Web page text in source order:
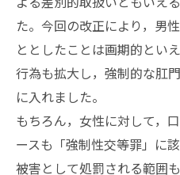
た。今回の改正により，男
ととしたことは画期的とい
行為も拡大し，強制的な肛
に入れました。
もちろん，女性に対して，
ースも「強制性交等罪」に
被害として処罰される範囲